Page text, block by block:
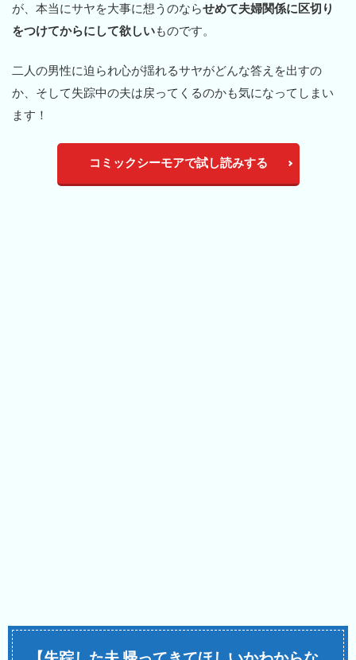
が、本当にサヤを大事に想うのならせめて夫婦関係に区切り
をつけてからにして欲しいものです。
二人の男性に迫られ心が揺れるサヤがどんな答えを出すの
か、そして失踪中の夫は戻ってくるのかも気になってしまい
ます！
コミックシーモアで試し読みする